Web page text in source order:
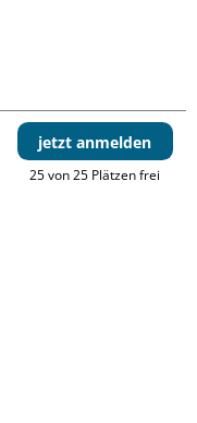
jetzt anmelden
25 von 25 Plätzen frei